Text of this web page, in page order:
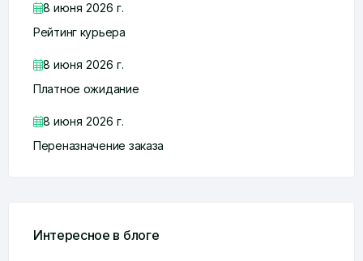
8 июня 2026 г.
Рейтинг курьера
8 июня 2026 г.
Платное ожидание
8 июня 2026 г.
Переназначение заказа
Интересное в блоге